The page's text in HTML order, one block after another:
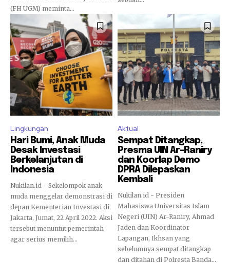
(FH UGM) meminta...
Lingkungan
Hari Bumi, Anak Muda
Desak Investasi
Berkelanjutan di
Indonesia
Nukilan.id - Sekelompok anak
muda menggelar demonstrasi di
depan Kementerian Investasi di
Jakarta, Jumat, 22 April 2022. Aksi
tersebut menuntut pemerintah
agar serius memilih...
Aktual
Sempat Ditangkap,
Presma UIN Ar-Raniry
dan Koorlap Demo
DPRA Dilepaskan
Kembali
Nukilan.id - Presiden
Mahasiswa Universitas Islam
Negeri (UIN) Ar-Raniry, Ahmad
Jaden dan Koordinator
Lapangan, Ikhsan yang
sebelumnya sempat ditangkap
dan ditahan di Polresta Banda...